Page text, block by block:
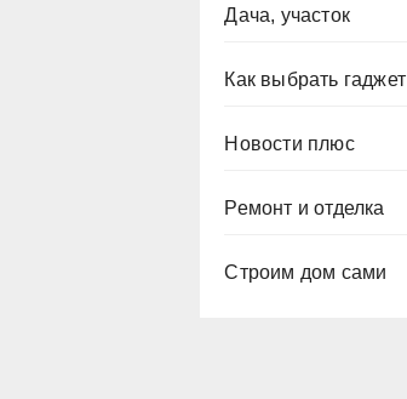
Дача, участок
Как выбрать гаджет
Новости плюс
Ремонт и отделка
Строим дом сами